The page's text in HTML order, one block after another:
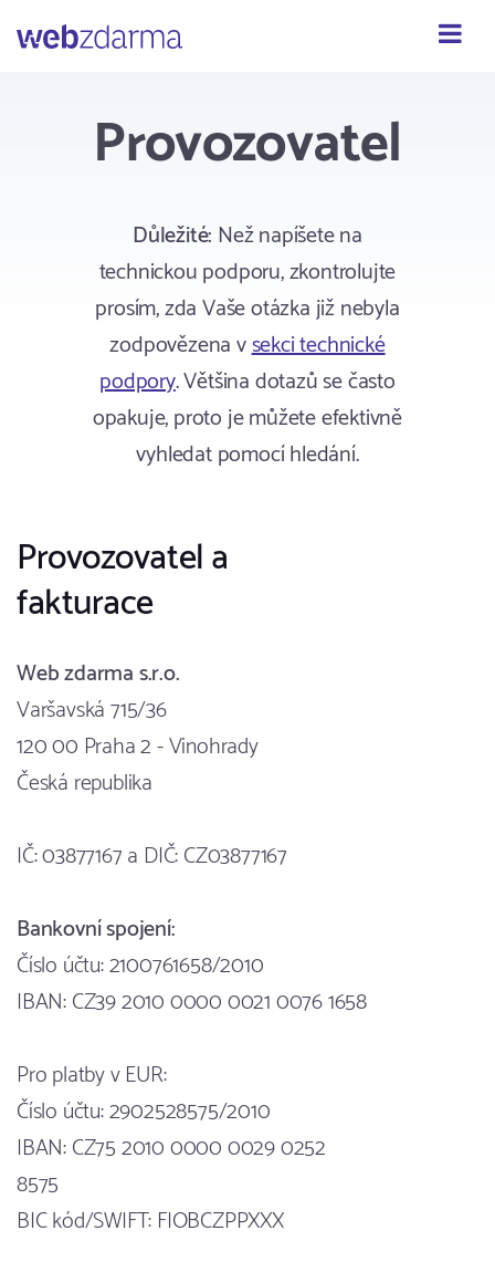
Provozovatel
Důležité: Než napíšete na
technickou podporu, zkontrolujte
prosím, zda Vaše otázka již nebyla
zodpovězena vsekci technické
podpory. Většina dotazů se často
opakuje, proto je můžete efektivně
vyhledat pomocí hledání.
Provozovatel a
fakturace
Web zdarma s.r.o.
Varšavská 715/36
120 00 Praha 2 - Vinohrady
Česká republika
IČ: 03877167 a DIČ: CZ03877167
Bankovní spojení:
Číslo účtu: 2100761658/2010
IBAN: CZ39 2010 0000 0021 0076 1658
Pro platby v EUR:
Číslo účtu: 2902528575/2010
IBAN: CZ75 2010 0000 0029 0252
8575
BIC kód/SWIFT: FIOBCZPPXXX